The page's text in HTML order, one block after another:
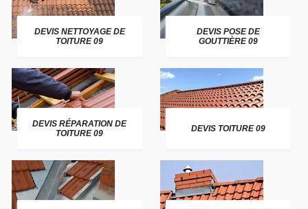
DEVIS NETTOYAGE DE
TOITURE 09
DEVIS POSE DE
GOUTTIÈRE 09
DEVIS RÉPARATION DE
TOITURE 09
DEVIS TOITURE 09